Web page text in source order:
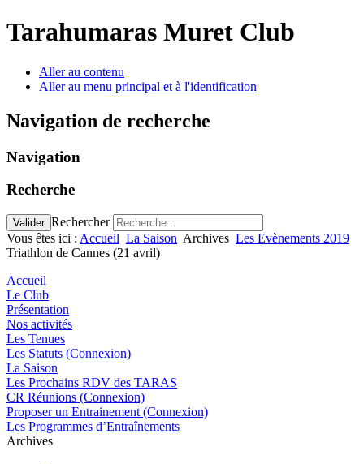
Tarahumaras Muret Club
Aller au contenu
Aller au menu principal et à l'identification
Navigation de recherche
Navigation
Recherche
Valider Rechercher
Vous êtes ici : Accueil La Saison Archives Les Evènements 2019
Triathlon de Cannes (21 avril)
Accueil
Le Club
Présentation
Nos activités
Les Tenues
Les Statuts (Connexion)
La Saison
Les Prochains RDV des TARAS
CR Réunions (Connexion)
Proposer un Entrainement (Connexion)
Les Programmes d’Entraînements
Archives